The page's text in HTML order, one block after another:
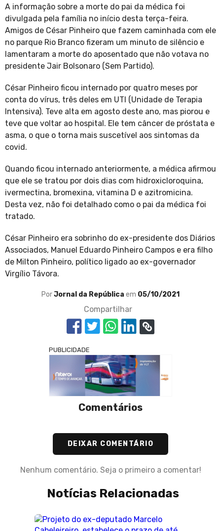
A informação sobre a morte do pai da médica foi
divulgada pela família no início desta terça-feira.
Amigos de César Pinheiro que fazem caminhada com ele
no parque Rio Branco fizeram um minuto de silêncio e
lamentaram a morte do aposentado que não votava no
presidente Jair Bolsonaro (Sem Partido).
César Pinheiro ficou internado por quatro meses por
conta do vírus, três deles em UTI (Unidade de Terapia
Intensiva). Teve alta em agosto deste ano, mas piorou e
teve que voltar ao hospital. Ele tem câncer de próstata e
asma, o que o torna mais suscetível aos sintomas da
covid.
Quando ficou internado anteriormente, a médica afirmou
que ele se tratou por dois dias com hidroxicloroquina,
ivermectina, bromexina, vitamina D e azitromicina.
Desta vez, não foi detalhado como o pai da médica foi
tratado.
César Pinheiro era sobrinho do ex-presidente dos Diários
Associados, Manuel Eduardo Pinheiro Campos e era filho
de Milton Pinheiro, político ligado ao ex-governador
Virgílio Távora.
PorJornal da República em 05/10/2021
Compartilhar
PUBLICIDADE
Comentários
DEIXAR COMENTÁRIO
Nenhum comentário. Seja o primeiro a comentar!
Notícias Relacionadas